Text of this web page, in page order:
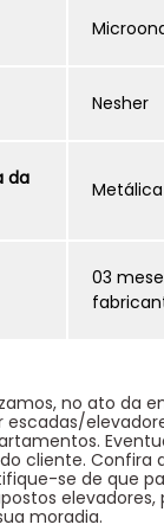
Nesher
da
03
no ato da
escadas/
cliente. Confira
se de que
elevadores,
moradia.